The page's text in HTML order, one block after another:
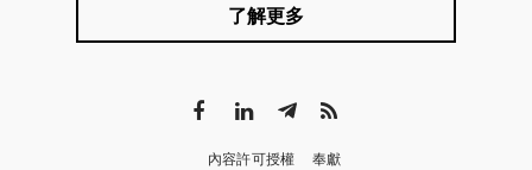
了解更多
內容許可授權
奉獻